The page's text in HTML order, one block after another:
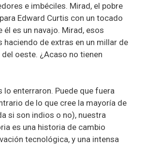
e imbéciles. Mirad, el pobre
Edward Curtis con un tocado
él es un navajo. Mirad, esos
haciendo de extras en un millar de
oeste. ¿Acaso no tienen
lo enterraron. Puede que fuera
de lo que cree la mayoría de
si son indios o no), nuestra
es una historia de cambio
tecnológica, y una intensa